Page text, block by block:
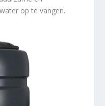
op te vangen.